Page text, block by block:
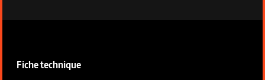
Fiche technique